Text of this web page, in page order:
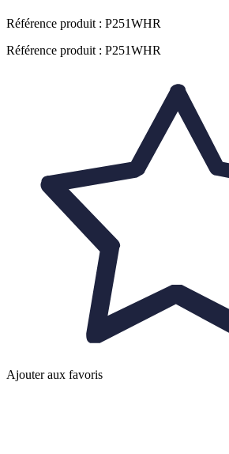
Référence produit : P251WHR
Référence produit : P251WHR
Ajouter aux favoris